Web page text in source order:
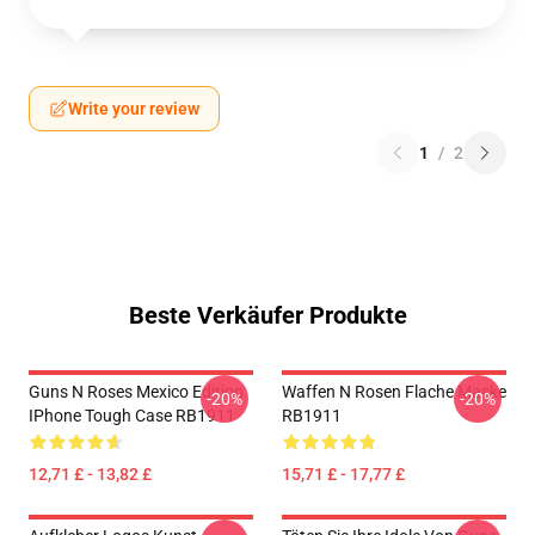
Write your review
1 / 2
Beste Verkäufer Produkte
Guns N Roses Mexico Edition
IPhone Tough Case RB1911
12,71 £ - 13,82 £
-20%
Waffen N Rosen Flache Maske
RB1911
15,71 £ - 17,77 £
-20%